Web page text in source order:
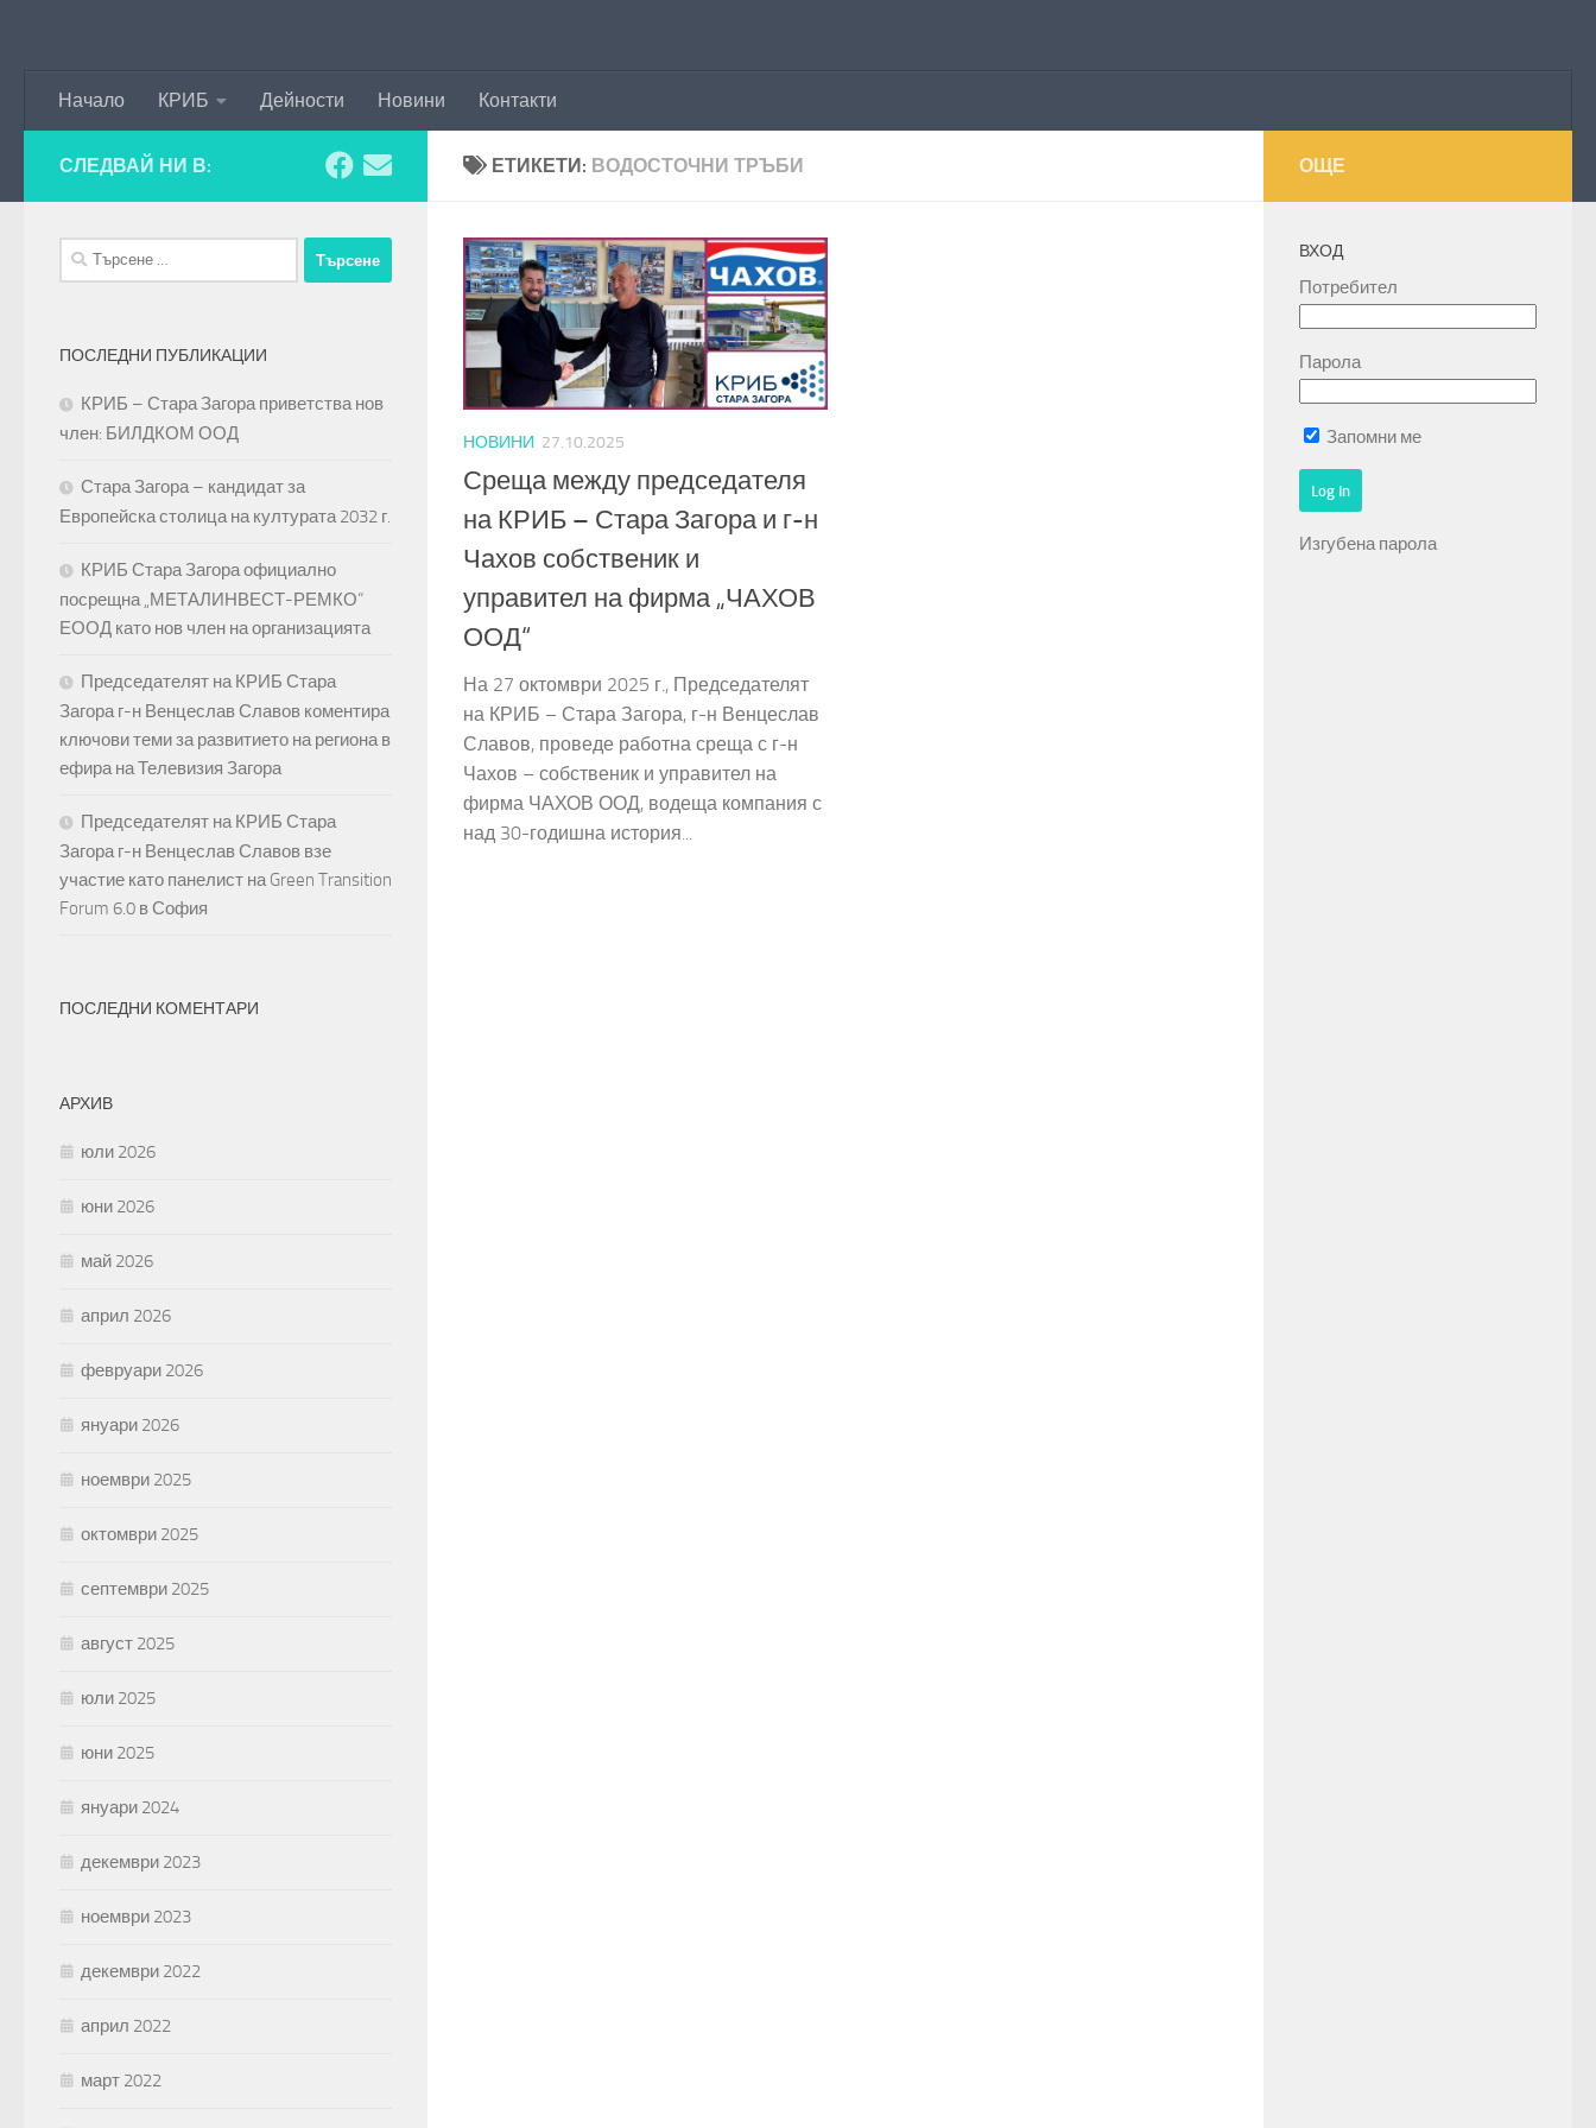
Начало КРИБ Дейности Новини Контакти
ЕТИКЕТИ: ВОДОСТОЧНИ ТРЪБИ
НОВИНИ 27.10.2025
Среща между председателя
на КРИБ – Стара Загора и г-н
Чахов собственик и
управител на фирма „ЧАХОВ
ООД“
На 27 октомври 2025 г., Председателят
на КРИБ – Стара Загора, г-н Венцеслав
Славов, проведе работна среща с г-н
Чахов – собственик и управител на
фирма ЧАХОВ ООД, водеща компания с
над 30-годишна история...
СЛЕДВАЙ НИ В:
Търсене
за:
ПОСЛЕДНИ ПУБЛИКАЦИИ
КРИБ – Стара Загора приветства нов
член: БИЛДКОМ ООД
Стара Загора – кандидат за
Европейска столица на културата 2032 г.
КРИБ Стара Загора официално
посрещна „МЕТАЛИНВЕСТ-РЕМКО“
ЕООД като нов член на организацията
Председателят на КРИБ Стара
Загора г-н Венцеслав Славов коментира
ключови теми за развитието на региона в
ефира на Телевизия Загора
Председателят на КРИБ Стара
Загора г-н Венцеслав Славов взе
участие като панелист на Green Transition
Forum 6.0 в София
ПОСЛЕДНИ КОМЕНТАРИ
АРХИВ
юли 2026
юни 2026
май 2026
април 2026
февруари 2026
януари 2026
ноември 2025
октомври 2025
септември 2025
август 2025
юли 2025
юни 2025
януари 2024
декември 2023
ноември 2023
декември 2022
април 2022
март 2022
ОЩЕ
ВХОД
Потребител
Парола
Запомни ме
Изгубена парола